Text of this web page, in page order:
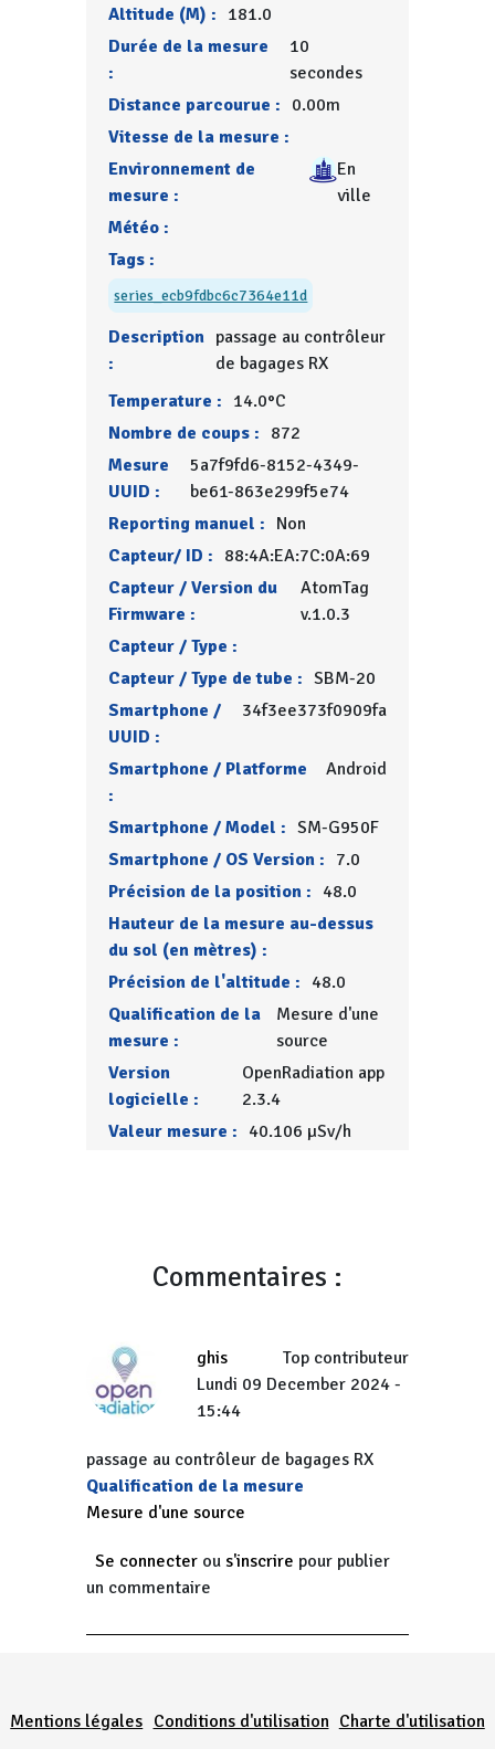
Altitude (M) : 181.0
Durée de la mesure
:
10
secondes
Distance parcourue : 0.00m
Vitesse de la mesure :
Environnement de
mesure :
En
ville
Météo :
Tags :
series_ecb9fdbc6c7364e11d
Description
:
passage au contrôleur
de bagages RX
Temperature : 14.0°C
Nombre de coups : 872
Mesure
UUID :
5a7f9fd6-8152-4349-
be61-863e299f5e74
Reporting manuel : Non
Capteur/ ID : 88:4A:EA:7C:0A:69
Capteur / Version du
Firmware :
AtomTag
v.1.0.3
Capteur / Type :
Capteur / Type de tube : SBM-20
Smartphone /
UUID :
34f3ee373f0909fa
Smartphone / Platforme
:
Android
Smartphone / Model : SM-G950F
Smartphone / OS Version : 7.0
Précision de la position : 48.0
Hauteur de la mesure au-dessus
du sol (en mètres) :
Précision de l'altitude : 48.0
Qualification de la
mesure :
Mesure d'une
source
Version
logicielle :
OpenRadiation app
2.3.4
Valeur mesure : 40.106 µSv/h
Commentaires :
ghis
Top contributeur
Lundi 09 December 2024 -
15:44
passage au contrôleur de bagages RX
Qualification de la mesure
Mesure d'une source
Se connecter ou s'inscrire pour publier
un commentaire
Mentions légales Conditions d'utilisation Charte d'utilisation